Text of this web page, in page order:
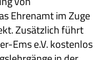
Ehrenamt im Zuge
Zusätzlich führt
Ems e.V. kostenlos